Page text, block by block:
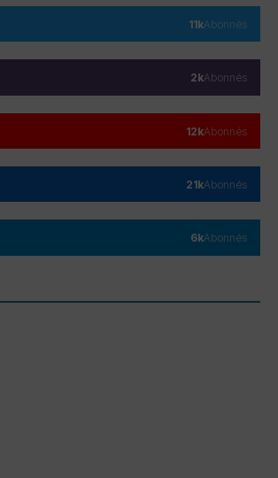
11kAbonnés
2kAbonnés
12kAbonnés
21kAbonnés
6kAbonnés